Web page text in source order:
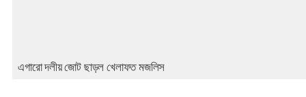
এগারো দলীয় জোট ছাড়ল খেলাফত মজলিস